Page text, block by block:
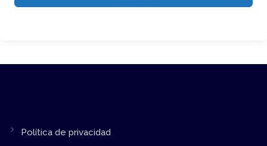
Política de privacidad